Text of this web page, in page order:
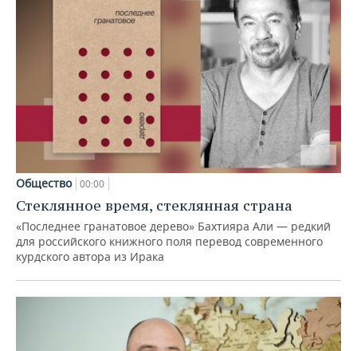
Общество 00:00
Стеклянное время, стеклянная страна
«Последнее гранатовое дерево» Бахтияра Али — редкий
для российского книжного поля перевод современного
курдского автора из Ирака